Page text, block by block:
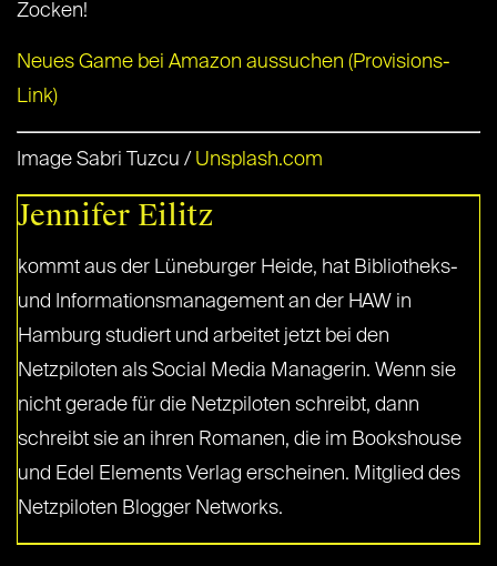
Zocken!
Neues Game bei Amazon aussuchen (Provisions-
Link)
Image Sabri Tuzcu / Unsplash.com
Jennifer Eilitz
kommt aus der Lüneburger Heide, hat Bibliotheks-
und Informationsmanagement an der HAW in
Hamburg studiert und arbeitet jetzt bei den
Netzpiloten als Social Media Managerin. Wenn sie
nicht gerade für die Netzpiloten schreibt, dann
schreibt sie an ihren Romanen, die im Bookshouse
und Edel Elements Verlag erscheinen. Mitglied des
Netzpiloten Blogger Networks.